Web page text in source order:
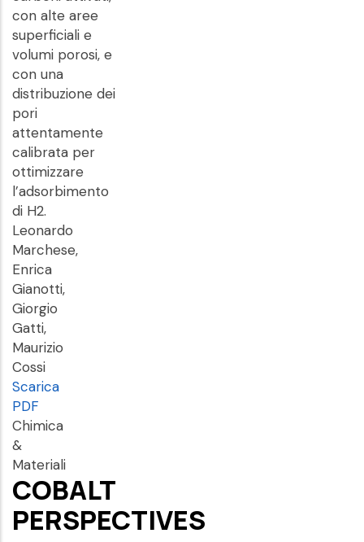
con alte aree
superficiali e
volumi porosi, e
con una
distribuzione dei
pori
attentamente
calibrata per
ottimizzare
l’adsorbimento
di H2.
Leonardo
Marchese,
Enrica
Gianotti,
Giorgio
Gatti,
Maurizio
Cossi
Scarica
PDF
Chimica
&
Materiali
COBALT
PERSPECTIVES